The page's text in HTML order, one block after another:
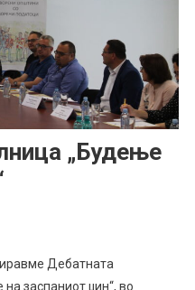
„Будење
Дебатната
заспаниот џин“, во